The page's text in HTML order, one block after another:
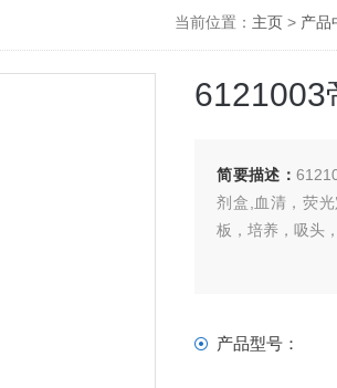
当前位置： 主页 > 产品
6121003
简要描述：
剂盒,血清，荧
板，培养，吸头
产品型号：